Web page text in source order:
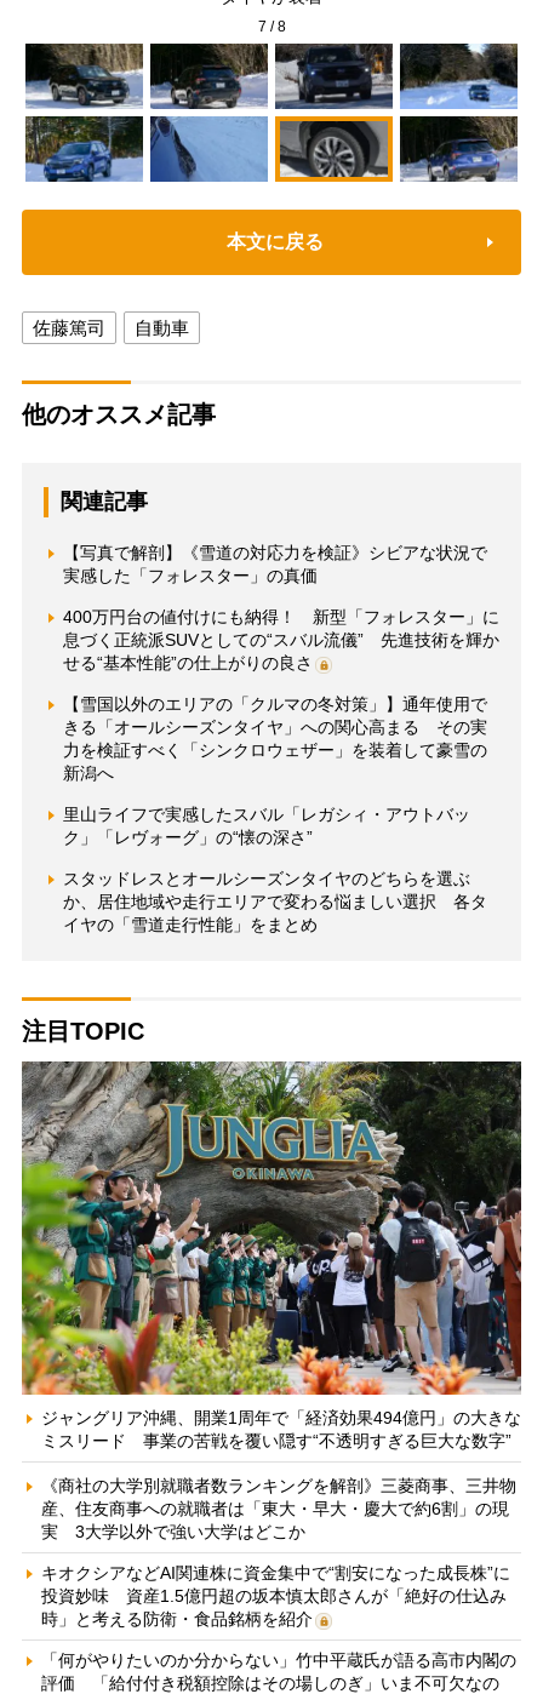
7 /8
本文に戻る
佐藤篤司 自動車
他のオススメ記事
関連記事
【写真で解剖】《雪道の対応力を検証》シビアな状況で
実感した「フォレスター」の真価
400万円台の値付けにも納得！ 新型「フォレスター」に
息づく正統派SUVとしての“スバル流儀” 先進技術を輝か
せる“基本性能”の仕上がりの良さ
【雪国以外のエリアの「クルマの冬対策」】通年使用で
きる「オールシーズンタイヤ」への関心高まる その実
力を検証すべく「シンクロウェザー」を装着して豪雪の
新潟へ
里山ライフで実感したスバル「レガシィ・アウトバッ
ク」「レヴォーグ」の“懐の深さ”
スタッドレスとオールシーズンタイヤのどちらを選ぶ
か、居住地域や走行エリアで変わる悩ましい選択 各タ
イヤの「雪道走行性能」をまとめ
注目TOPIC
ジャングリア沖縄、開業1周年で「経済効果494億円」の大きな
ミスリード 事業の苦戦を覆い隠す“不透明すぎる巨大な数字”
《商社の大学別就職者数ランキングを解剖》三菱商事、三井物
産、住友商事への就職者は「東大・早大・慶大で約6割」の現
実 3大学以外で強い大学はどこか
キオクシアなどAI関連株に資金集中で“割安になった成長株”に
投資妙味 資産1.5億円超の坂本慎太郎さんが「絶好の仕込み
時」と考える防衛・食品銘柄を紹介
「何がやりたいのか分からない」竹中平蔵氏が語る高市内閣の
評価 「給付付き税額控除はその場しのぎ」いま不可欠なの